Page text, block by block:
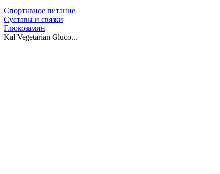
Спортивное питание
Суставы и связки
Глюкозамин
Kal Vegetarian Gluco...